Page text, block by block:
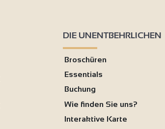
DIE UNENTBEHRLICHEN
Broschüren
Essentials
Buchung
Wie finden Sie uns?
Interaktive Karte